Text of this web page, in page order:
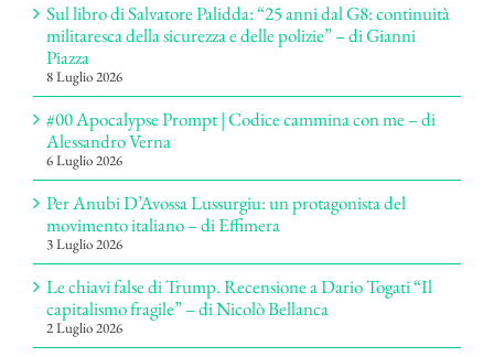
Sul libro di Salvatore Palidda: “25 anni dal G8: continuità
militaresca della sicurezza e delle polizie” – di Gianni
Piazza
8 Luglio 2026
#00 Apocalypse Prompt | Codice cammina con me – di
Alessandro Verna
6 Luglio 2026
Per Anubi D’Avossa Lussurgiu: un protagonista del
movimento italiano – di Effimera
3 Luglio 2026
Le chiavi false di Trump. Recensione a Dario Togati “Il
capitalismo fragile” – di Nicolò Bellanca
2 Luglio 2026